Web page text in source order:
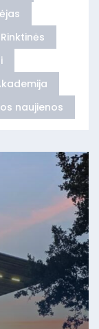
Rinktinės
naujienos